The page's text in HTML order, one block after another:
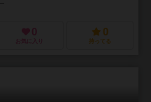
0
お気に入り
0
持ってる